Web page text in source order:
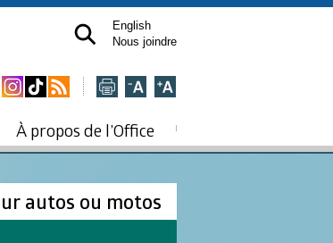
English
Nous joindre
À propos de l’Office
autos ou motos